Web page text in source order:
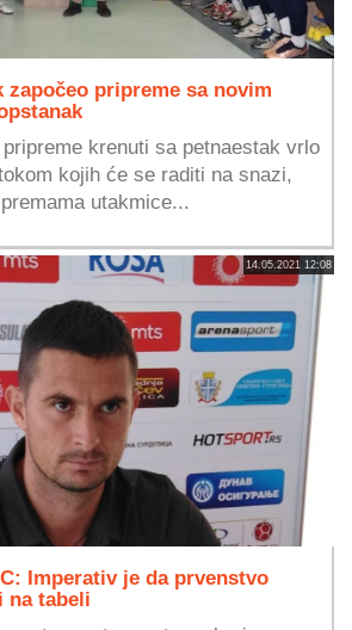
pripreme sa novim
krenuti sa petnaestak vrlo
kojih će se raditi na snazi,
utakmice...
14.05.2021 12:08
Imperativ je da prvenstvo
na tabeli